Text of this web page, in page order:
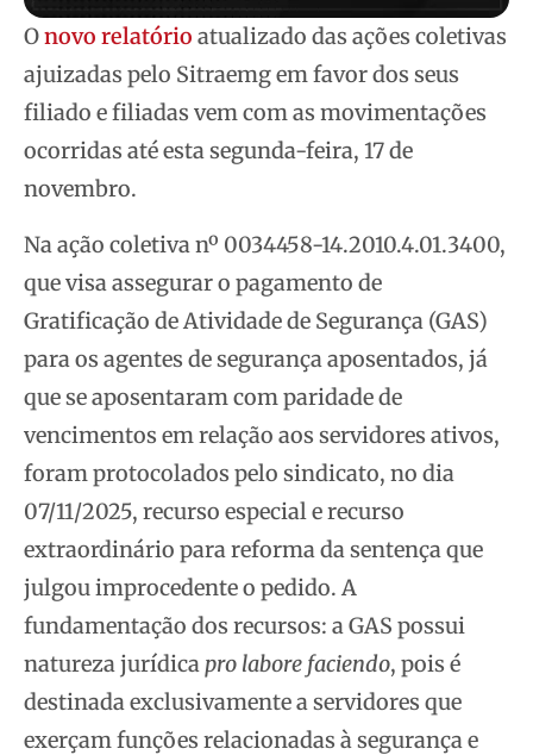
Onovo relatório atualizado das ações coletivas
ajuizadas pelo Sitraemg em favor dos seus
filiado e filiadas vem com as movimentações
ocorridas até esta segunda-feira, 17 de
novembro.
Na ação coletiva nº 0034458-14.2010.4.01.3400,
que visa assegurar o pagamento de
Gratificação de Atividade de Segurança (GAS)
para os agentes de segurança aposentados, já
que se aposentaram com paridade de
vencimentos em relação aos servidores ativos,
foram protocolados pelo sindicato, no dia
07/11/2025, recurso especial e recurso
extraordinário para reforma da sentença que
julgou improcedente o pedido. A
fundamentação dos recursos: a GAS possui
natureza jurídica pro labore faciendo, pois é
destinada exclusivamente a servidores que
exerçam funções relacionadas à segurança e